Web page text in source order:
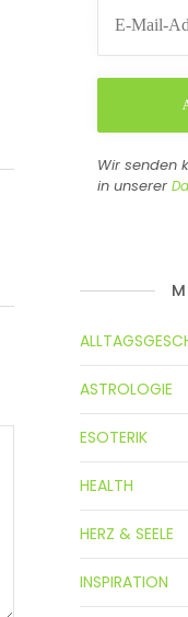
Wir senden
in unserer
ASTROLOGIE
ESOTERIK
HEALTH
HERZ & SEELE
INSPIRATION